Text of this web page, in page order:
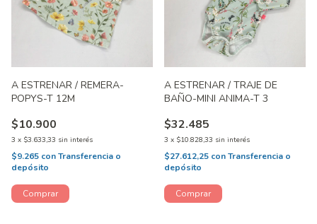
A ESTRENAR / REMERA-
POPYS-T 12M
$10.900
3 x $3.633,33 sin interés
$9.265 conTransferencia o
depósito
A ESTRENAR / TRAJE DE
BAÑO-MINI ANIMA-T 3
$32.485
3 x $10.828,33 sin interés
$27.612,25 conTransferencia o
depósito